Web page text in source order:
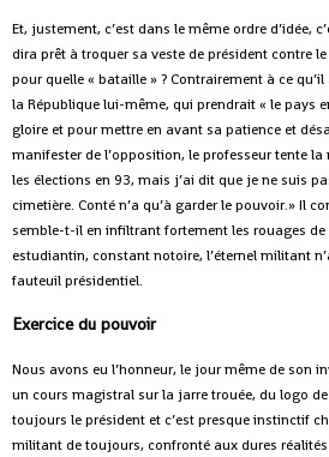
Et, justement, c’est dans le même ordre d’idée,
dira prêt à troquer sa veste de président contre
pour quelle « bataille » ? Contrairement à ce
la République lui-même, qui prendrait « le pays
gloire et pour mettre en avant sa patience et
manifester de l’opposition, le professeur tente
les élections en 93, mais j’ai dit que je ne suis
cimetière. Conté n’a qu’à garder le pouvoir.» Il
semble-t-il en infiltrant fortement les rouages de
estudiantin, constant notoire, l’éternel militant
fauteuil présidentiel.
Exercice du pouvoir
Nous avons eu l’honneur, le jour même de son
un cours magistral sur la jarre trouée, du logo
toujours le président et c’est presque instinctif
militant de toujours, confronté aux dures